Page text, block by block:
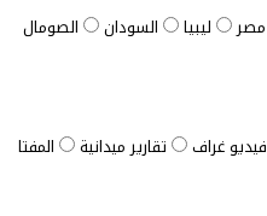
مصر ليبيا السودان الصومال
فيديو غراف تقارير ميدانية